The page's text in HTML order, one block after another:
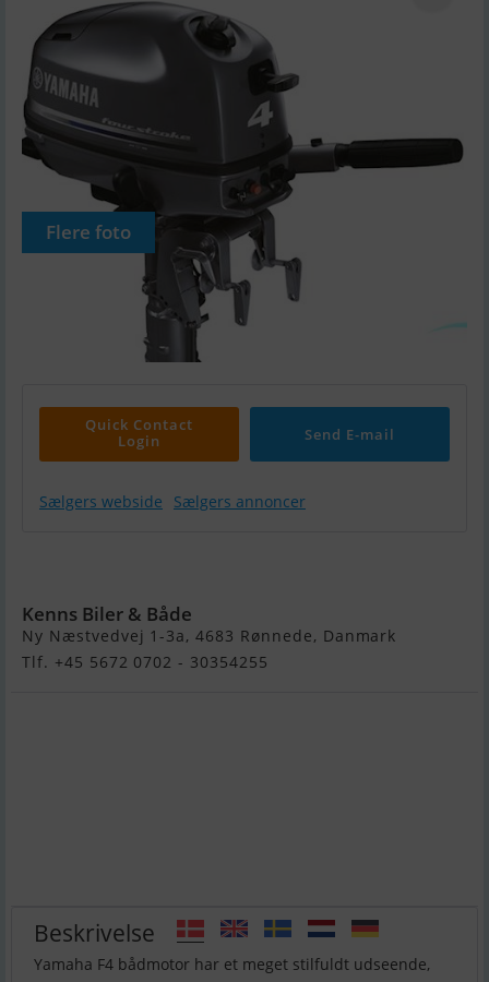
Flere foto
Quick Contact
Login
Send E-mail
Sælgers webside Sælgers annoncer
Kenns Biler & Både
Ny Næstvedvej 1-3a, 4683 Rønnede, Danmark
Tlf. +45 5672 0702 - 30354255
Beskrivelse
Yamaha F4 bådmotor har et meget stilfuldt udseende,